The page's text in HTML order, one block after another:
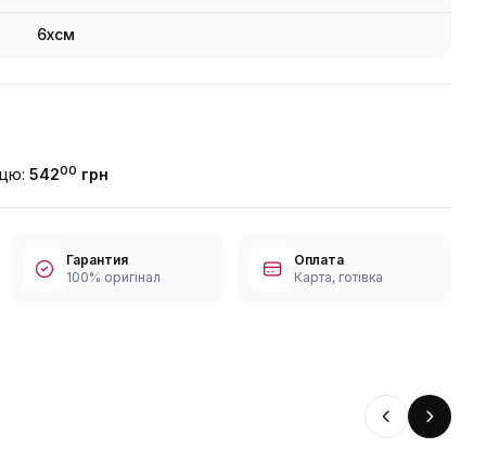
6xсм
54200 грн
Гарантия
100% оригінал
Оплата
Карта, готівка